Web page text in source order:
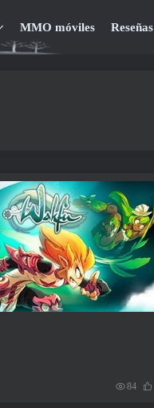
MMO móviles Reseñas
84